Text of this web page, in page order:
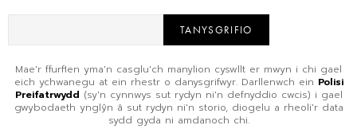
TANYSGRIFIO
Mae'r ffurflen yma'n casglu'ch manylion cyswllt er mwyn i chi gael
eich ychwanegu at ein rhestr o danysgrifwyr. Darllenwch ein Polisi
Preifatrwydd (sy'n cynnwys sut rydyn ni'n defnyddio cwcis) i gael
gwybodaeth ynglŷn â sut rydyn ni'n storio, diogelu a rheoli'r data
sydd gyda ni amdanoch chi.